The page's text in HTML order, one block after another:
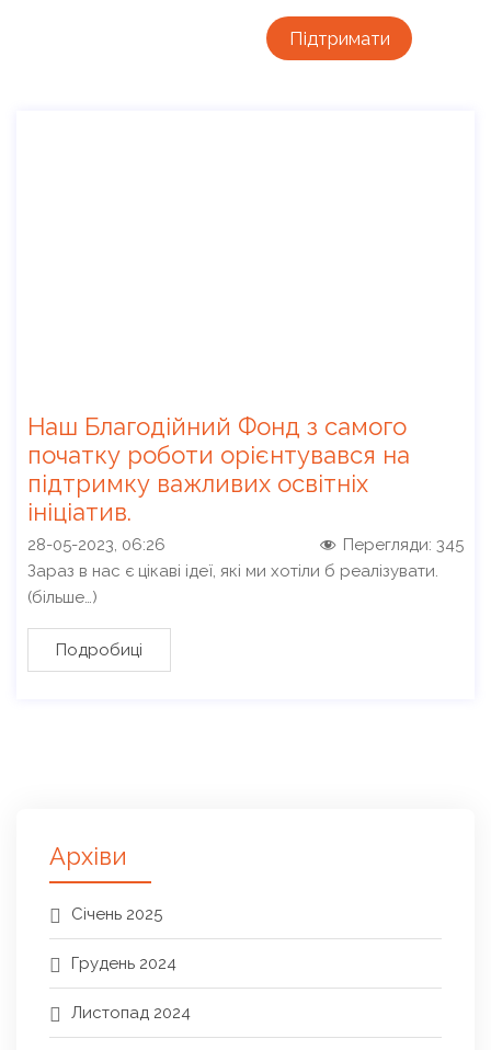
Підтримати
Наш Благодійний Фонд з самого
початку роботи орієнтувався на
підтримку важливих освітніх
ініціатив.
28-05-2023, 06:26 Перегляди: 345
Зараз в нас є цікаві ідеї, які ми хотіли б реалізувати.
(більше…)
Подробиці
Архіви
Січень 2025
Грудень 2024
Листопад 2024